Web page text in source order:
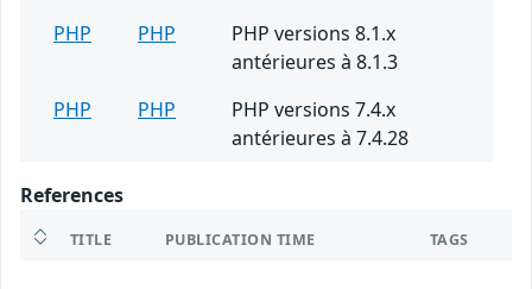
PHP
PHP
PHP versions 8.1.x
antérieures à 8.1.3
PHP
PHP
PHP versions 7.4.x
antérieures à 7.4.28
References
TITLE PUBLICATION TIME TAGS